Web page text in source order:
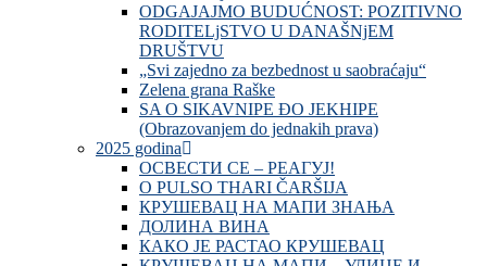
ODGAJAJMO BUDUĆNOST: POZITIVNO
RODITELjSTVO U DANAŠNjEM
DRUŠTVU
„Svi zajedno za bezbednost u saobraćaju“
Zelena grana Raške
SA O SIKAVNIPE ĐO JEKHIPE
(Obrazovanjem do jednakih prava)
2025 godina
ОСВЕСТИ СЕ – РЕАГУЈ!
O PULSO THARI ČARŠIJA
КРУШЕВАЦ НА МАПИ ЗНАЊА
ДОЛИНА ВИНА
КАКО ЈЕ РАСТАО КРУШЕВАЦ